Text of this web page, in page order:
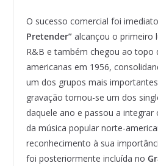
O sucesso comercial foi
Pretender”alcançou o primeiro
R&B e também chegou ao topo
americanas em 1956,
um dos grupos mais
gravação tornou-se um dos
daquele ano e passou a
da música popular norte-
reconhecimento à sua
foi posteriormente incluída no